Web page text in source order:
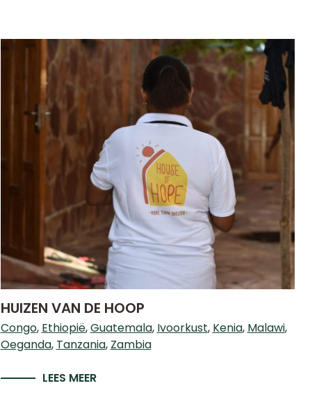
HUIZEN VAN DE HOOP
Congo Ethiopië Guatemala Ivoorkust Kenia Malawi
Oeganda Tanzania Zambia
LEES MEER